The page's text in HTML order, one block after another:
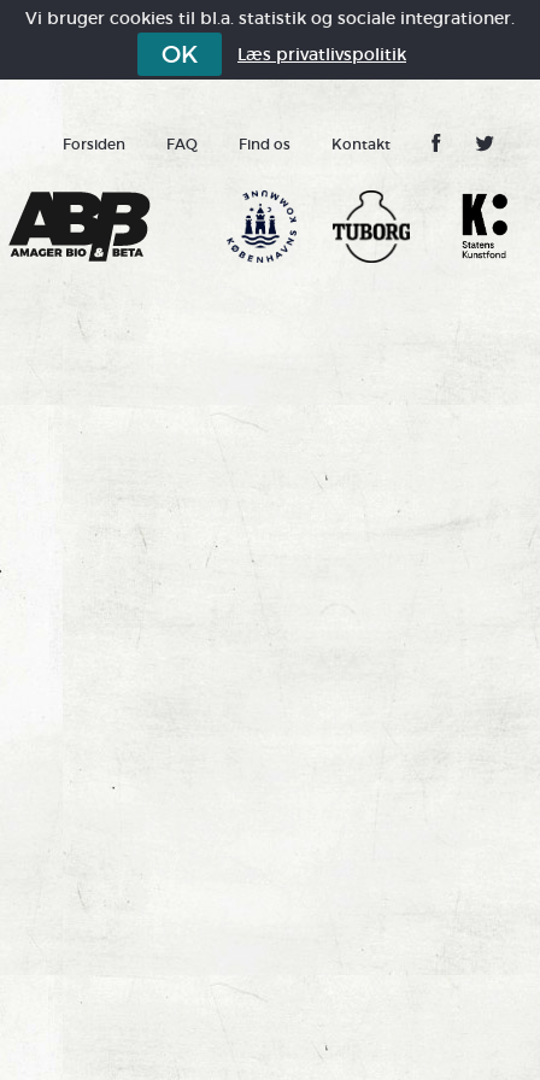
Vi bruger cookies til bl.a. statistik og sociale integrationer.
OK Læs privatlivspolitik
Forsiden FAQ Find os Kontakt